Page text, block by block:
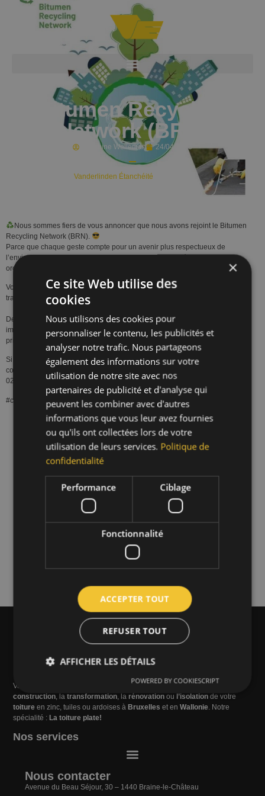
Bitumen Recycling
Network (BRN)
Delphine Welleman 24/04/2026
Vanderlinden Étanchéité
Nous sommes fiers de vous annoncer que nous avons rejoint le Bitumen
Recycling Network (BRN).
Parce que chaque geste compte pour un avenir plus respectueux de
l’environnement, nous prenons part au recyclage des déchets de coupe
organisé par Seenons.
Vous aussi vous avez un projet de rénovation de votre toiture et voulez
travailler une entreprise engagée ?
Des habitations familiales aux bâtiments industriels, en passant par les
immeubles à appartements, nous sommes votre partenaire en toiture
privilégié.
Si vous souhaitez un rendez-vous ou un conseil, n’hésitez pas à nous
contacter par mail à l’adresse info@toiture.be
02/366.03.52
#circularité #durabilité #bitume #seenons #BRN
Vanderlinden Etanchéité s’occupe de tous les travaux de toiture : la
construction , latransformation , la rénovation ou l’isolation de votre
toiture en zinc, tuiles ou ardoises àBruxelles et enWallonie . Notre
spécialité :La toiture plate!
Nos services
Nous contacter
Avenue du Beau Séjour, 30 – 1440 Braine-le-Château
×
Ce site Web utilise des
cookies
Nous utilisons des cookies pour
personnaliser le contenu, les publicités et
analyser notre trafic. Nous partageons
également des informations sur votre
utilisation de notre site avec nos
partenaires de publicité et d'analyse qui
peuvent les combiner avec d'autres
informations que vous leur avez fournies
ou qu'ils ont collectées lors de votre
utilisation de leurs services. Politique de
confidentialité
Performance Ciblage
Fonctionnalité
ACCEPTER TOUT
REFUSER TOUT
AFFICHER LES DÉTAILS
Performance Ciblage Fonctionnalité
comment les visiteurs utilisent le site Web, par
exemple les cookies d'analyse. Ces cookies ne
peuvent pas être utilisés pour identifier directement
POWERED BY COOKIESCRIPT